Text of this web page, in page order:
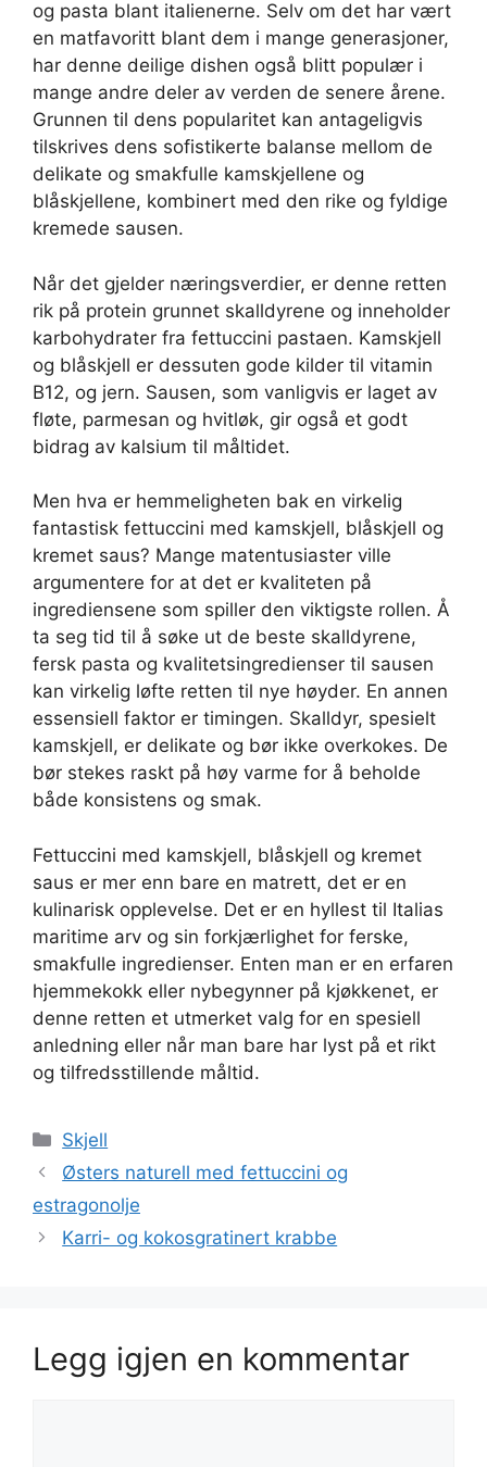
og pasta blant italienerne. Selv om det har vært
en matfavoritt blant dem i mange generasjoner,
har denne deilige dishen også blitt populær i
mange andre deler av verden de senere årene.
Grunnen til dens popularitet kan antageligvis
tilskrives dens sofistikerte balanse mellom de
delikate og smakfulle kamskjellene og
blåskjellene, kombinert med den rike og fyldige
kremede sausen.
Når det gjelder næringsverdier, er denne retten
rik på protein grunnet skalldyrene og inneholder
karbohydrater fra fettuccini pastaen. Kamskjell
og blåskjell er dessuten gode kilder til vitamin
B12, og jern. Sausen, som vanligvis er laget av
fløte, parmesan og hvitløk, gir også et godt
bidrag av kalsium til måltidet.
Men hva er hemmeligheten bak en virkelig
fantastisk fettuccini med kamskjell, blåskjell og
kremet saus? Mange matentusiaster ville
argumentere for at det er kvaliteten på
ingrediensene som spiller den viktigste rollen. Å
ta seg tid til å søke ut de beste skalldyrene,
fersk pasta og kvalitetsingredienser til sausen
kan virkelig løfte retten til nye høyder. En annen
essensiell faktor er timingen. Skalldyr, spesielt
kamskjell, er delikate og bør ikke overkokes. De
bør stekes raskt på høy varme for å beholde
både konsistens og smak.
Fettuccini med kamskjell, blåskjell og kremet
saus er mer enn bare en matrett, det er en
kulinarisk opplevelse. Det er en hyllest til Italias
maritime arv og sin forkjærlighet for ferske,
smakfulle ingredienser. Enten man er en erfaren
hjemmekokk eller nybegynner på kjøkkenet, er
denne retten et utmerket valg for en spesiell
anledning eller når man bare har lyst på et rikt
og tilfredsstillende måltid.
Kategorier
Skjell
Østers naturell med fettuccini og
estragonolje
Karri- og kokosgratinert krabbe
Legg igjen en kommentar